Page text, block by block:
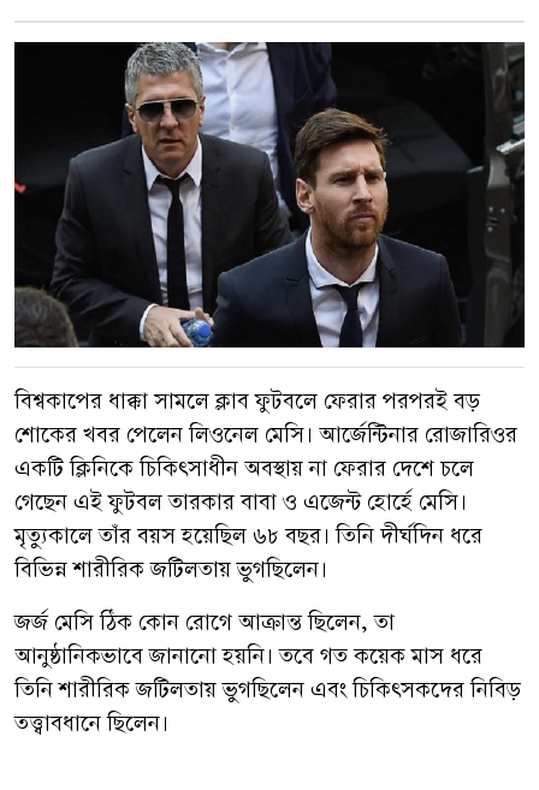
বিশ্বকাপের ধাক্কা সামলে ক্লাব ফুটবলে ফেরার পরপরই বড়
শোকের খবর পেলেন লিওনেল মেসি। আর্জেন্টিনার রোজারিওর
একটি ক্লিনিকে চিকিৎসাধীন অবস্থায় না ফেরার দেশে চলে
গেছেন এই ফুটবল তারকার বাবা ও এজেন্ট হোর্হে মেসি।
মৃত্যুকালে তাঁর বয়স হয়েছিল ৬৮ বছর। তিনি দীর্ঘদিন ধরে
বিভিন্ন শারীরিক জটিলতায় ভুগছিলেন।
জর্জ মেসি ঠিক কোন রোগে আক্রান্ত ছিলেন, তা
আনুষ্ঠানিকভাবে জানানো হয়নি। তবে গত কয়েক মাস ধরে
তিনি শারীরিক জটিলতায় ভুগছিলেন এবং চিকিৎসকদের নিবিড়
তত্ত্বাবধানে ছিলেন।